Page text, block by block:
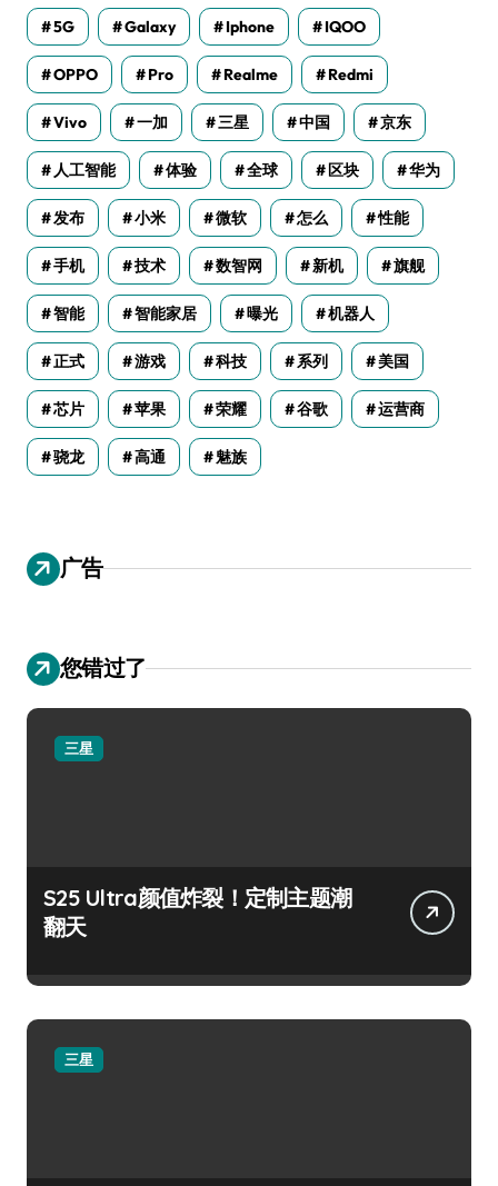
5G Galaxy Iphone IQOO
OPPO Pro Realme Redmi
Vivo 一加 三星 中国 京东
人工智能 体验 全球 区块 华为
发布 小米 微软 怎么 性能
手机 技术 数智网 新机 旗舰
智能 智能家居 曝光 机器人
正式 游戏 科技 系列 美国
芯片 苹果 荣耀 谷歌 运营商
骁龙 高通 魅族
广告
您错过了
三星
S25 Ultra颜值炸裂！定制主题潮
翻天
三星